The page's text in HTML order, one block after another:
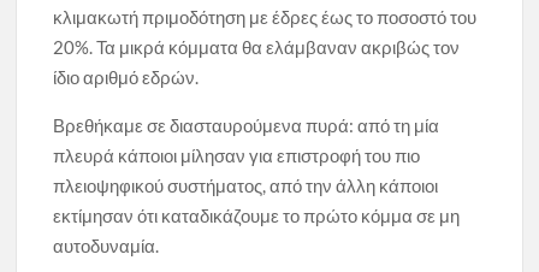
κλιμακωτή πριμοδότηση με έδρες έως το ποσοστό του
20%. Τα μικρά κόμματα θα ελάμβαναν ακριβώς τον
ίδιο αριθμό εδρών.
Βρεθήκαμε σε διασταυρούμενα πυρά: από τη μία
πλευρά κάποιοι μίλησαν για επιστροφή του πιο
πλειοψηφικού συστήματος, από την άλλη κάποιοι
εκτίμησαν ότι καταδικάζουμε το πρώτο κόμμα σε μη
αυτοδυναμία.